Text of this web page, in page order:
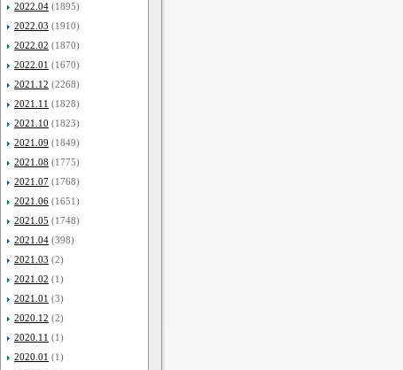
2022.04 (1895)
2022.03 (1910)
2022.02 (1870)
2022.01 (1670)
2021.12 (2268)
2021.11 (1828)
2021.10 (1823)
2021.09 (1849)
2021.08 (1775)
2021.07 (1768)
2021.06 (1651)
2021.05 (1748)
2021.04 (398)
2021.03 (2)
2021.02 (1)
2021.01 (3)
2020.12 (2)
2020.11 (1)
2020.01 (1)